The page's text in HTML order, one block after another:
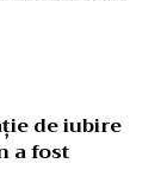
de iubire
a fost